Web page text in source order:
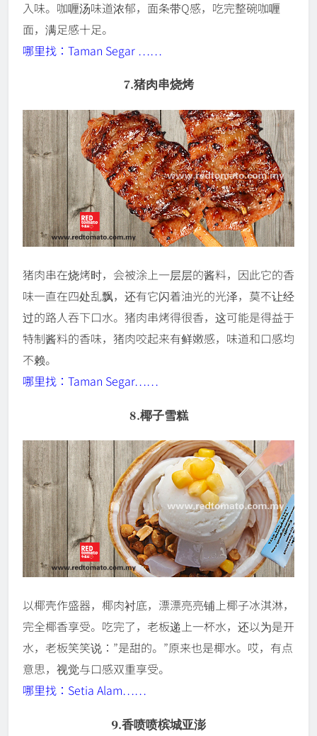
入味。咖喱汤味道浓郁，面条带Q感，吃完整碗咖喱
面，满足感十足。
哪里找：Taman Segar ……
7.猪肉串烧烤
猪肉串在烧烤时，会被涂上一层层的酱料，因此它的香
味一直在四处乱飘，还有它闪着油光的光泽，莫不让经
过的路人吞下口水。猪肉串烤得很香，这可能是得益于
特制酱料的香味，猪肉咬起来有鲜嫩感，味道和口感均
不赖。
哪里找：Taman Segar……
8.椰子雪糕
以椰壳作盛器，椰肉衬底，漂漂亮亮铺上椰子冰淇淋，
完全椰香享受。吃完了，老板递上一杯水，还以为是开
水，老板笑笑说：”是甜的。”原来也是椰水。哎，有点
意思，视觉与口感双重享受。
哪里找：Setia Alam……
9.香喷喷槟城亚澎